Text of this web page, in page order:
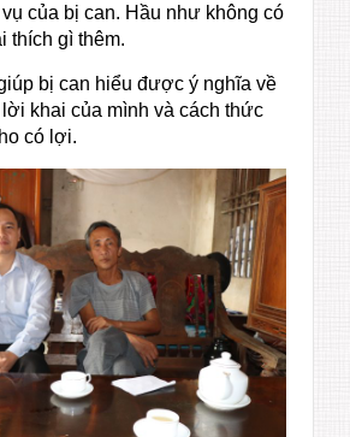
của bị can. Hầu như không có
thích gì thêm.
bị can hiểu được ý nghĩa về
khai của mình và cách thức
có lợi.